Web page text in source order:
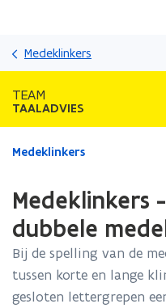
Medeklinkers
TEAM
TAALADVIES
Gedaan
bevindt
zich
op:
Medeklinkers
Medeklinkers
Medeklinkers
dubbele
Bij de spelling van de
tussen korte en lange
gesloten lettergrepen